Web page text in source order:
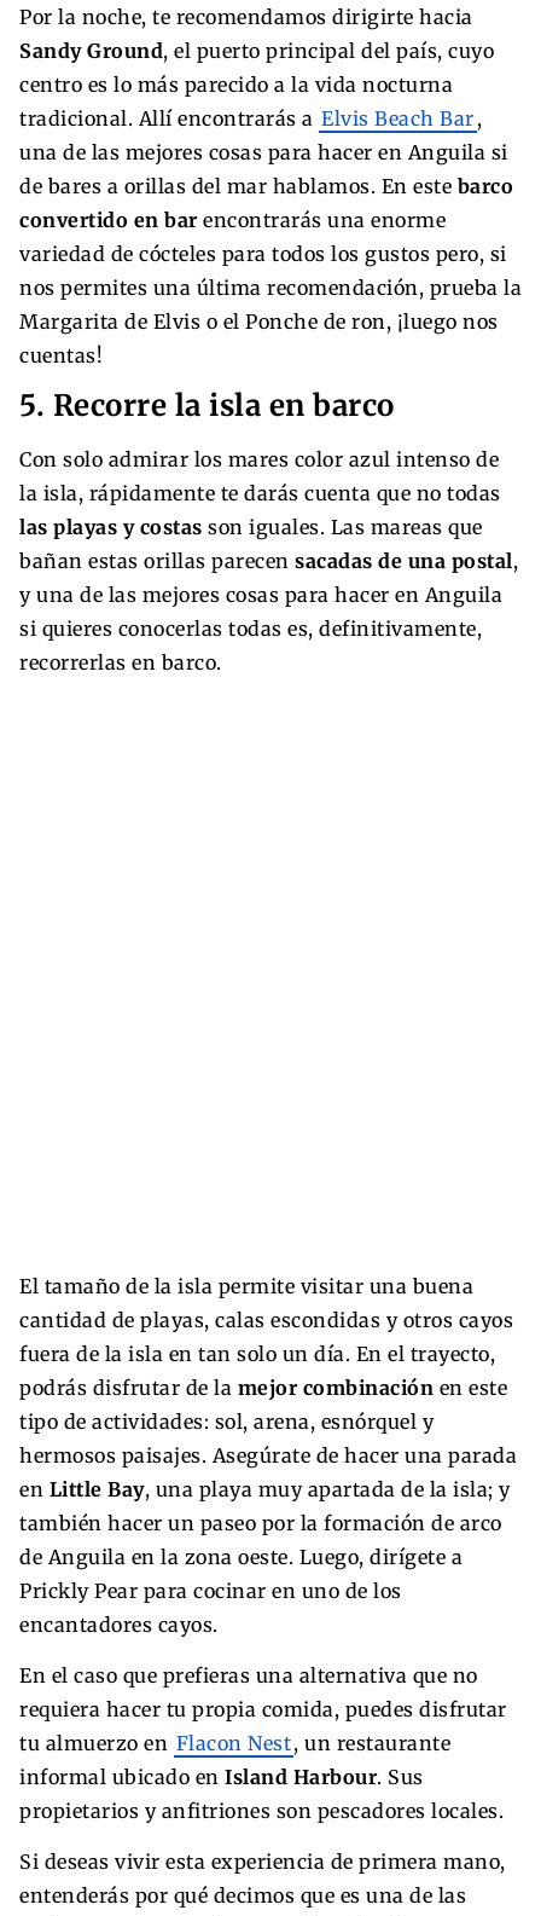
Por la noche, te recomendamos dirigirte hacia
Sandy Ground, el puerto principal del país, cuyo
centro es lo más parecido a la vida nocturna
tradicional. Allí encontrarás a Elvis Beach Bar ,
una de las mejores cosas para hacer en Anguila si
de bares a orillas del mar hablamos. En este barco
convertido en bar encontrarás una enorme
variedad de cócteles para todos los gustos pero, si
nos permites una última recomendación, prueba la
Margarita de Elvis o el Ponche de ron, ¡luego nos
cuentas!
5. Recorre la isla en barco
Con solo admirar los mares color azul intenso de
la isla, rápidamente te darás cuenta que no todas
las playas y costas son iguales. Las mareas que
bañan estas orillas parecen sacadas de una postal,
y una de las mejores cosas para hacer en Anguila
si quieres conocerlas todas es, definitivamente,
recorrerlas en barco.
El tamaño de la isla permite visitar una buena
cantidad de playas, calas escondidas y otros cayos
fuera de la isla en tan solo un día. En el trayecto,
podrás disfrutar de la mejor combinación en este
tipo de actividades: sol, arena, esnórquel y
hermosos paisajes. Asegúrate de hacer una parada
en Little Bay, una playa muy apartada de la isla; y
también hacer un paseo por la formación de arco
de Anguila en la zona oeste. Luego, dirígete a
Prickly Pear para cocinar en uno de los
encantadores cayos.
En el caso que prefieras una alternativa que no
requiera hacer tu propia comida, puedes disfrutar
tu almuerzo en Flacon Nest, un restaurante
informal ubicado en Island Harbour. Sus
propietarios y anfitriones son pescadores locales.
Si deseas vivir esta experiencia de primera mano,
entenderás por qué decimos que es una de las